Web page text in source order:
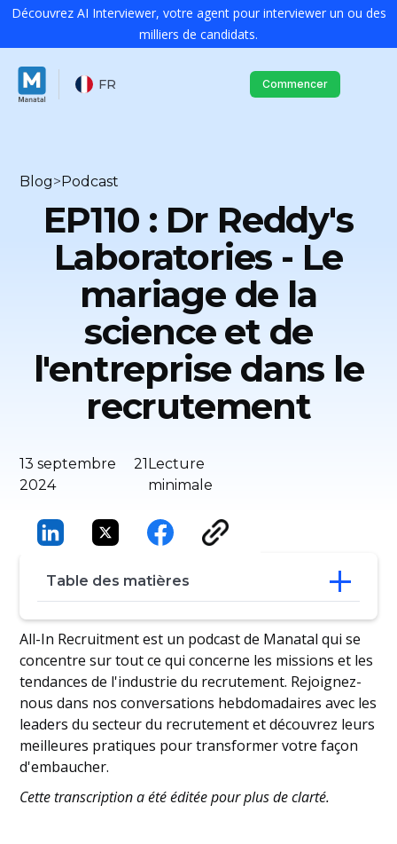
Découvrez AI Interviewer, votre agent pour interviewer un ou des
milliers de candidats.
FR Commencer
Blog>Podcast
EP110 : Dr Reddy's
Laboratories - Le
mariage de la
science et de
l'entreprise dans le
recrutement
13 septembre
2024
21Lecture
minimale
Table des matières
Un voyage d'apprentissage continu
Mettre en place la bonne conception
organisationnelle pour transformer le
parcours des talents
Combiner les connaissances scientifiques
et le sens des affaires dans le
recrutement
Se concentrer sur l'élaboration d'une
Comprendre la mission de l'organisation
All-In Recruitment est un podcast de Manatal qui se
concentre sur tout ce qui concerne les missions et les
tendances de l'industrie du recrutement. Rejoignez-
nous dans nos conversations hebdomadaires avec les
leaders du secteur du recrutement et découvrez leurs
meilleures pratiques pour transformer votre façon
d'embaucher.
Cette transcription a été éditée pour plus de clarté.